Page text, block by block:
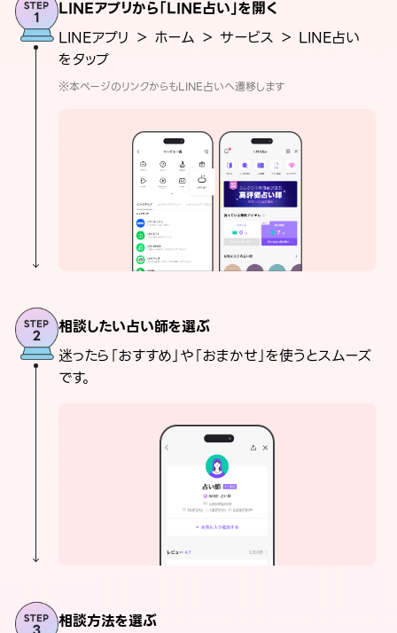
LINEアプリから「LINE占い」を開く
LINEアプリ ＞ ホーム ＞ サービス ＞ LINE占い
をタップ
※本ページのリンクからもLINE占いへ遷移します
相談したい占い師を選ぶ
迷ったら「おすすめ」や「おまかせ」を使うとスムーズ
です。
相談方法を選ぶ